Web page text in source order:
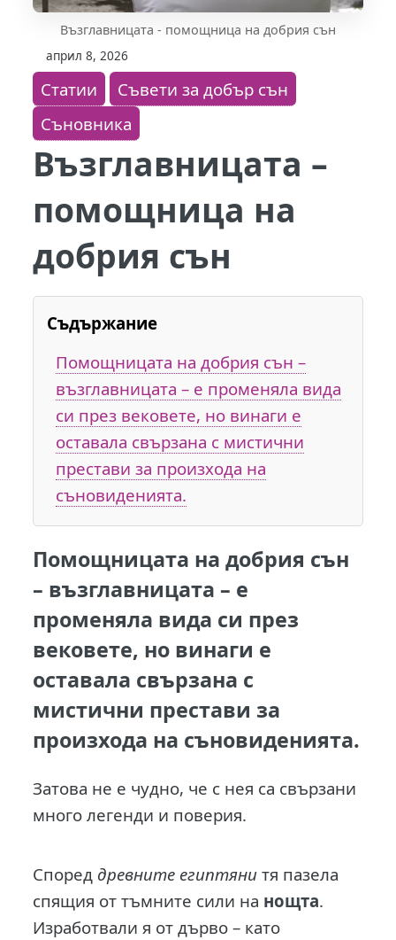
Възглавницата - помощница на добрия сън
април 8, 2026
Статии
Съвети за добър сън
Съновника
Възглавницата –
помощница на
добрия сън
Съдържание
Помощницата на добрия сън –
възглавницата – е променяла вида
си през вековете, но винаги е
оставала свързана с мистични
престави за произхода на
съновиденията.
Помощницата на добрия сън
– възглавницата – е
променяла вида си през
вековете, но винаги е
оставала свързана с
мистични престави за
произхода на съновиденията.
Затова не е чудно, че с нея са свързани
много легенди и поверия.
Според древните египтяни тя пазела
спящия от тъмните сили на нощта.
Изработвали я от дърво – като